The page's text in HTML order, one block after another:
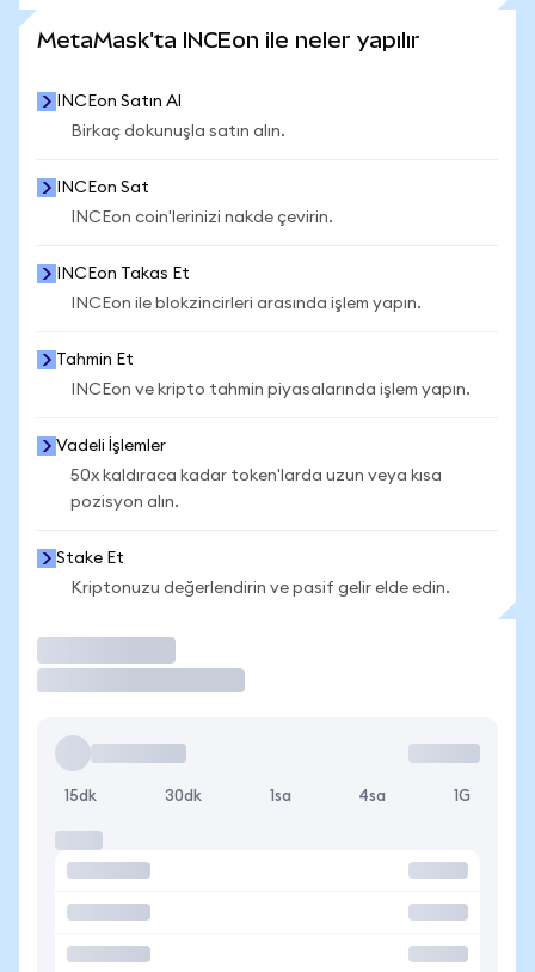
MetaMask'ta INCEon ile neler yapılır
INCEon Satın Al
Birkaç dokunuşla satın alın.
INCEon Sat
INCEon coin'lerinizi nakde çevirin.
INCEon Takas Et
INCEon ile blokzincirleri arasında işlem yapın.
Tahmin Et
INCEon ve kripto tahmin piyasalarında işlem yapın.
Vadeli İşlemler
50x kaldıraca kadar token'larda uzun veya kısa
pozisyon alın.
Stake Et
Kriptonuzu değerlendirin ve pasif gelir elde edin.
15dk 30dk 1sa 4sa 1G